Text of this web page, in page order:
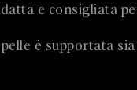
e consigliata
è supportata